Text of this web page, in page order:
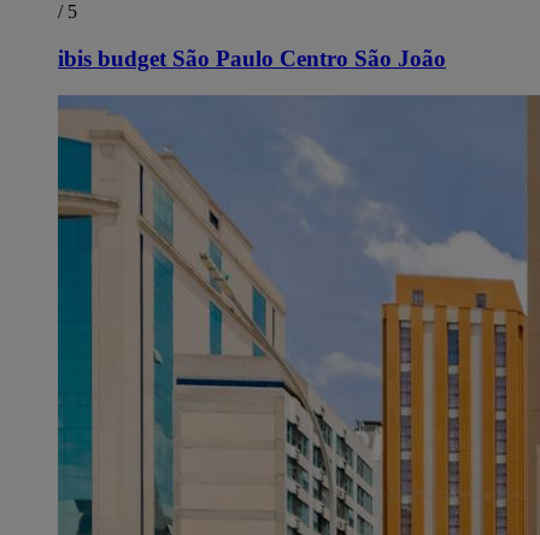
/ 5
ibis budget São Paulo Centro São João